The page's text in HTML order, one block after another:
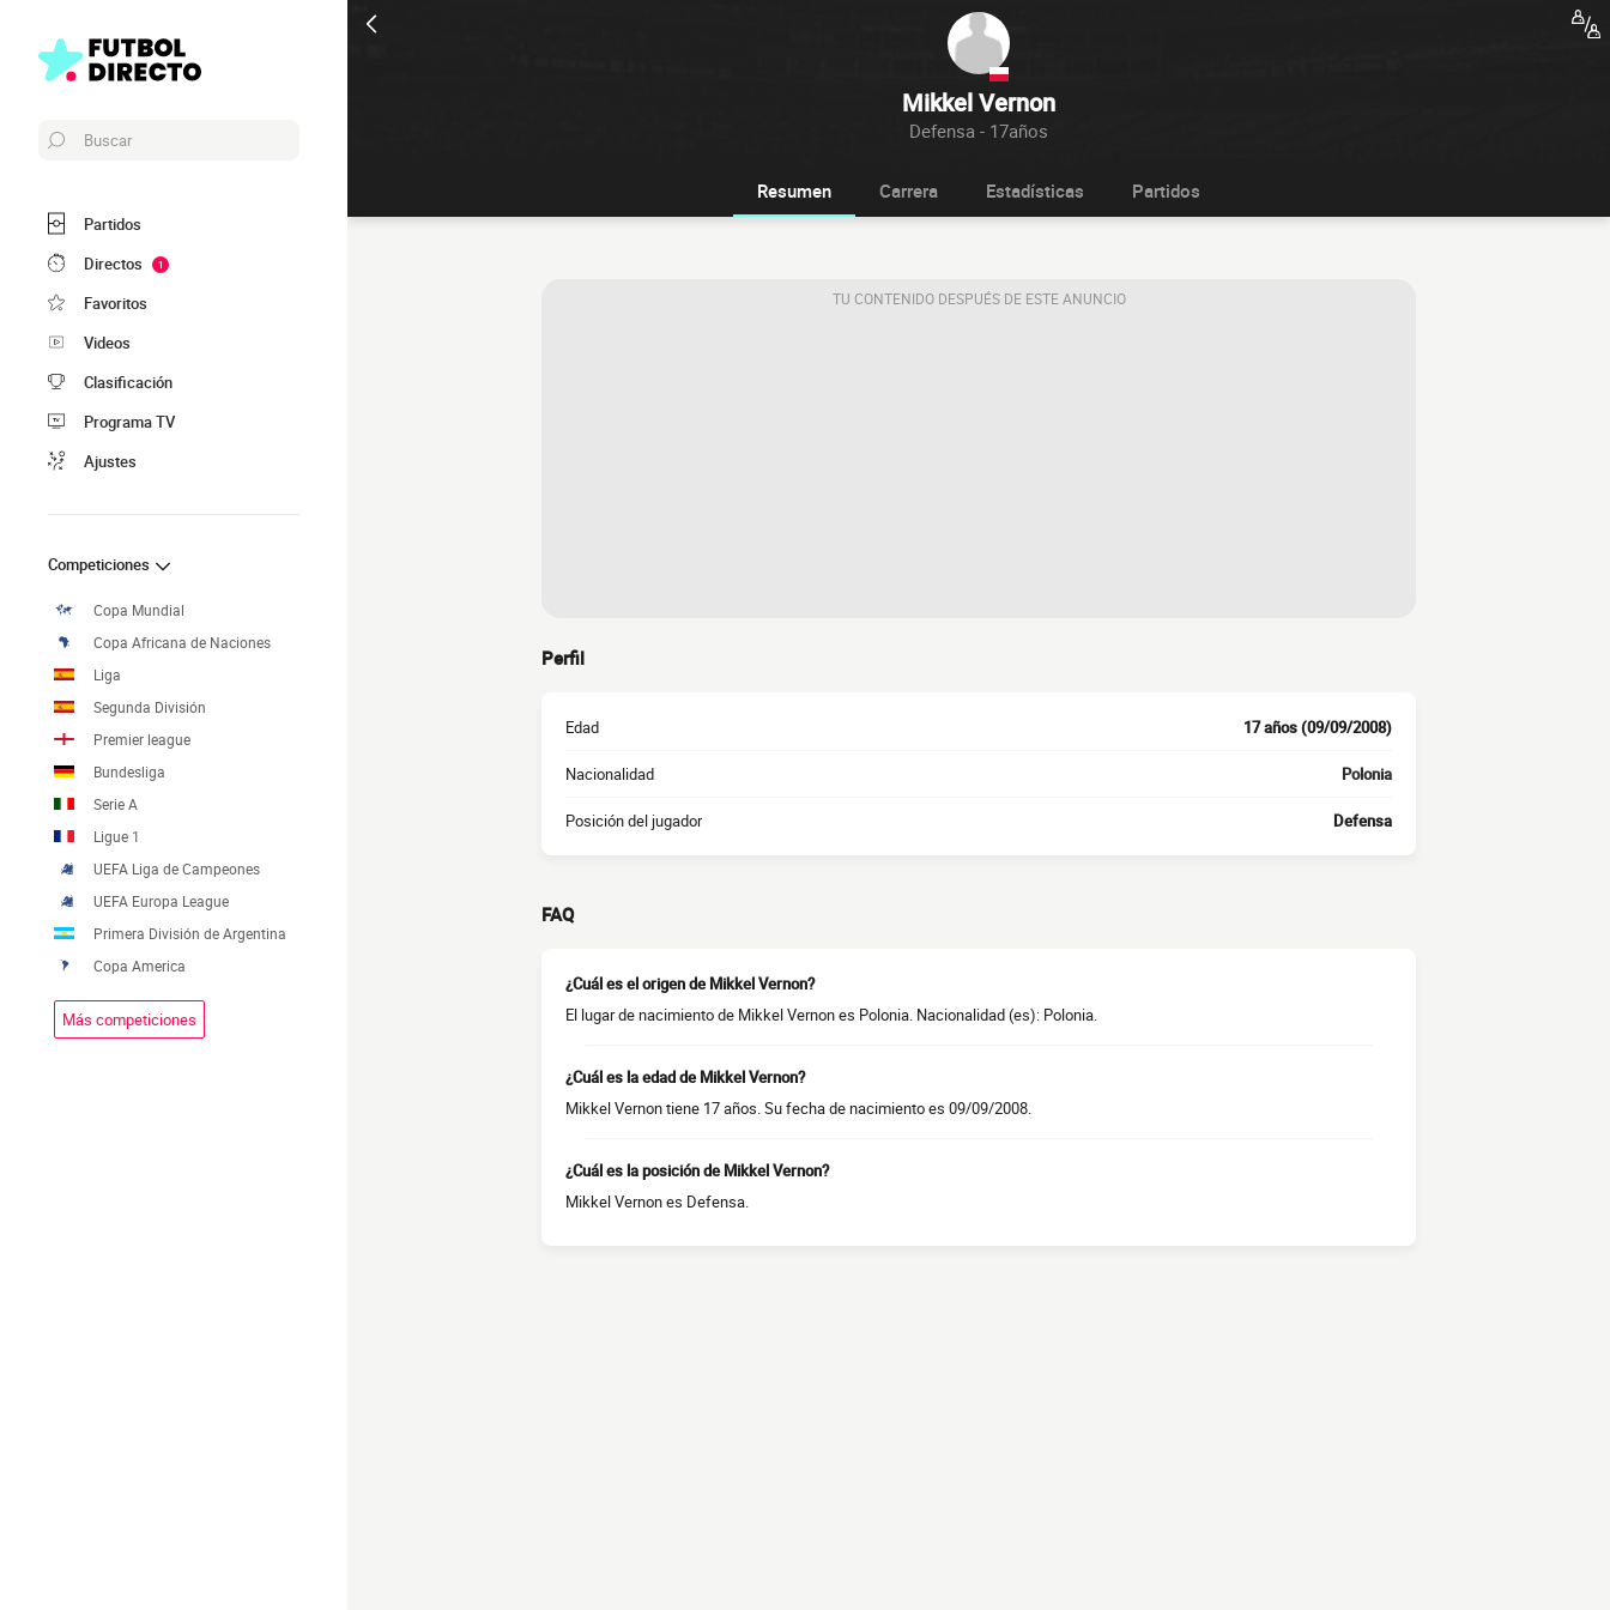
Mikkel Vernon
Defensa - 17años
Buscar
Partidos
Directos
1
Favoritos
Videos
Clasificación
Programa TV
Ajustes
Competiciones
Copa Mundial
Copa Africana de Naciones
Liga
Segunda División
Premier league
Bundesliga
Serie A
Ligue 1
UEFA Liga de Campeones
UEFA Europa League
Primera División de Argentina
Copa America
Más competiciones
Resumen Carrera Estadísticas Partidos
TU CONTENIDO DESPUÉS DE ESTE ANUNCIO
Perfil
Edad 17 años (09/09/2008)
Nacionalidad Polonia
Posición del jugador Defensa
FAQ
¿Cuál es el origen de Mikkel Vernon?
El lugar de nacimiento de Mikkel Vernon es Polonia. Nacionalidad (es): Polonia.
¿Cuál es la edad de Mikkel Vernon?
Mikkel Vernon tiene 17 años. Su fecha de nacimiento es 09/09/2008.
¿Cuál es la posición de Mikkel Vernon?
Mikkel Vernon es Defensa.